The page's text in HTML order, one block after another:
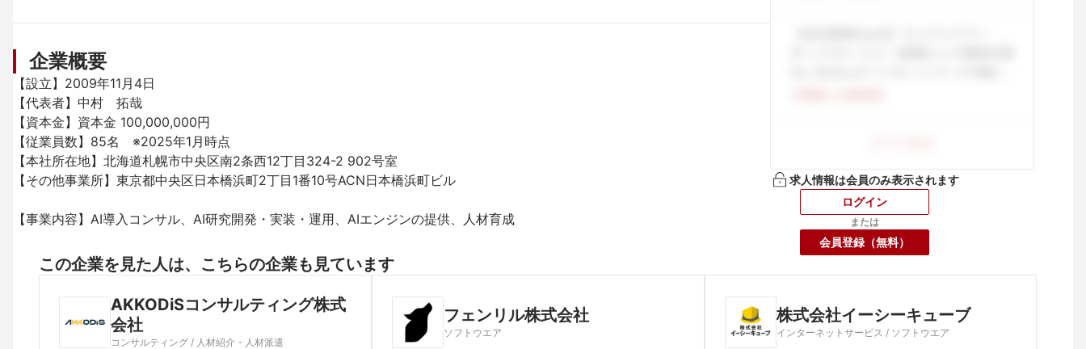
企業概要
【設立】2009年11月4日
【代表者】中村　拓哉
【資本金】資本金 100,000,000円
【従業員数】85名　※2025年1月時点
【本社所在地】北海道札幌市中央区南2条西12丁目324-2 902号室
【その他事業所】東京都中央区日本橋浜町2丁目1番10号ACN日本橋浜町ビル
【事業内容】AI導入コンサル、AI研究開発・実装・運用、AIエンジンの提供、人材育成
求人情報は会員のみ表示されます
ログイン
または
会員登録（無料）
この企業を見た人は、こちらの企業も見ています
AKKODiSコンサルティング株式
コンサルティング / 人材紹介・人材派遣
フェンリル株式会社
ソフトウエア
株式会社イーシーキューブ
インターネットサービス / ソフトウエア